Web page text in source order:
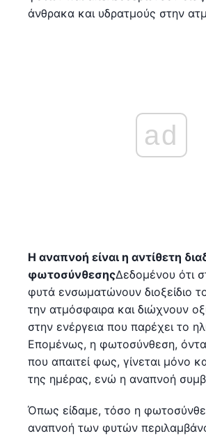
άνθρακα και υδρατμούς στην
ad
Η αναπνοή είναι η αντίθετη
φωτοσύνθεσηςΔεδομένου ότι
φυτά ενσωματώνουν διοξείδιο
την ατμόσφαιρα και διώχνουν
στην ενέργεια που παρέχει το
Επομένως, η φωτοσύνθεση,
που απαιτεί φως, γίνεται μόνο
της ημέρας, ενώ η αναπνοή
Όπως είδαμε, τόσο η
αναπνοή των φυτών